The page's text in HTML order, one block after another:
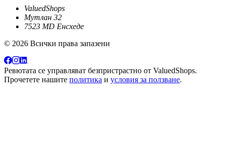
ValuedShops
Мутлан 32
7523 MD Енсхеде
© 2026 Всички права запазени
Ревютата се управляват безпристрастно от ValuedShops.
Прочетете нашите политика и условия за ползване.